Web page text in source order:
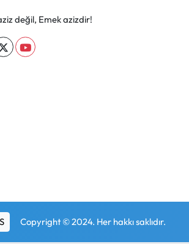
değil, Emek azizdir!
Copyright © 2024. Her hakkı saklıdır.